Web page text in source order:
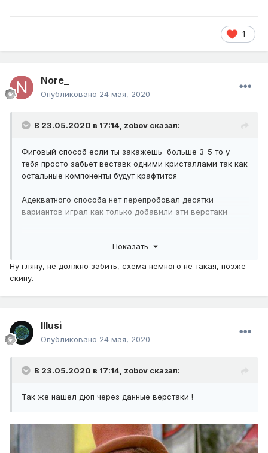
1
Nore_
Опубликовано 24 мая, 2020
В 23.05.2020 в 17:14, zobov сказал:
Фиговый способ если ты закажешь больше 3-5 то у
тебя просто забьет веставк одними кристаллами так как
остальные компоненты будут крафтится
Адекватного способа нет перепробовал десятки
вариантов играл как только добавили эти верстаки
Показать
Ну гляну, не должно забить, схема немного не такая, позже
скину.
Illusi
Опубликовано 24 мая, 2020
В 23.05.2020 в 17:14, zobov сказал:
Так же нашел дюп через данные верстаки !